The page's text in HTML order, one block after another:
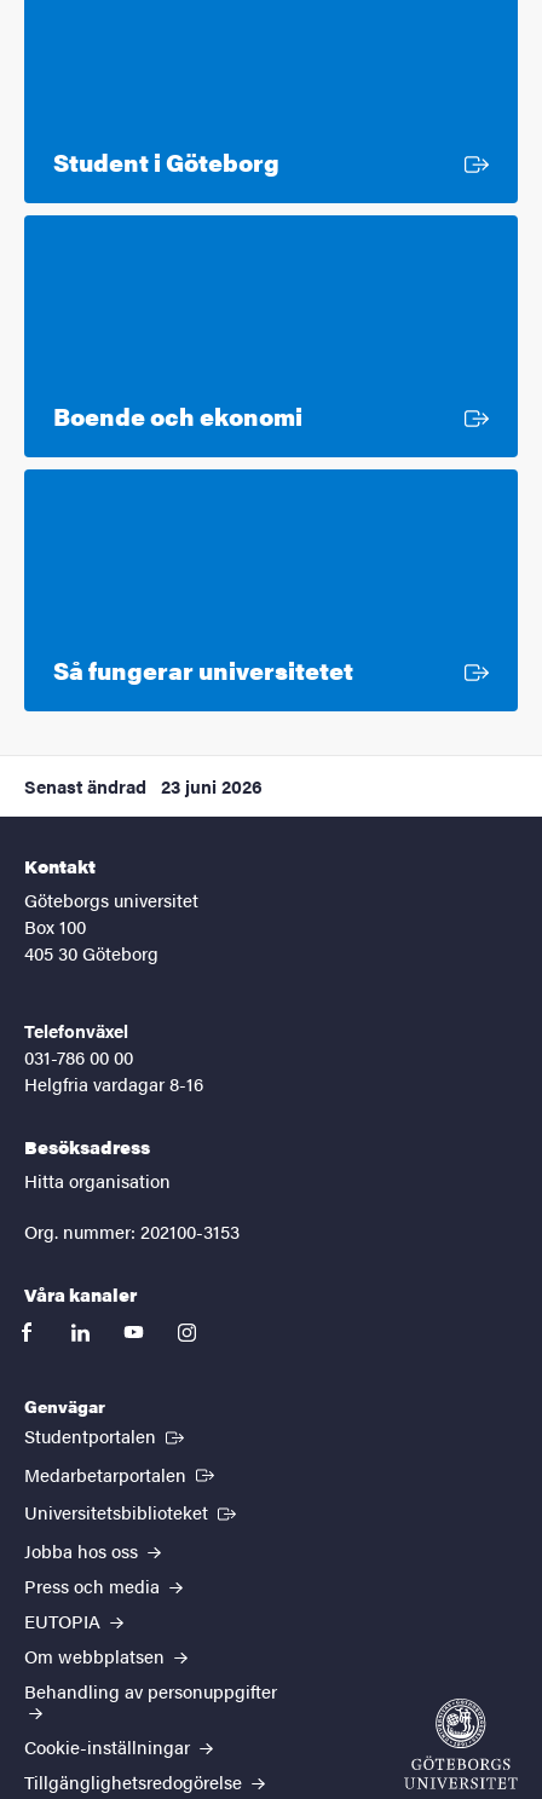
Student i Göteborg
Boende och ekonomi
Så fungerar universitetetExtern länk
Senast ändrad 23 juni 2026
Kontakt
Göteborgs universitet
Box 100
405 30 Göteborg
Telefonväxel
031-786 00 00
Helgfria vardagar 8-16
Besöksadress
Hitta organisation
Org. nummer: 202100-3153
Våra kanaler
facebooklinkedinyoutubeinstagram
Genvägar
Studentportalen (Extern länk)
Medarbetarportalen (Extern länk)
Universitetsbiblioteket (Extern länk)
Jobba hos oss
Press och media
EUTOPIA
Om webbplatsen
Behandling av personuppgifter
Cookie-inställningar
Tillgänglighetsredogörelse